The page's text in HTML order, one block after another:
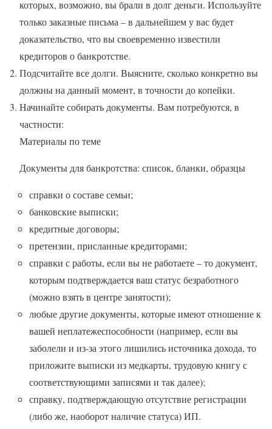
которых, возможно, вы брали в долг деньги. Используйте
только заказные письма – в дальнейшем у вас будет
доказательство, что вы своевременно известили
кредиторов о банкротстве.
Подсчитайте все долги. Выясните, сколько конкретно вы
должны на данный момент, в точности до копейки.
Начинайте собирать документы. Вам потребуются, в
частности:
Материалы по теме
Документы для банкротства: список, бланки, образцы
справки о составе семьи;
банковские выписки;
кредитные договоры;
претензии, присланные кредиторами;
справки с работы, если вы не работаете – то документ,
которым подтверждается ваш статус безработного
(можно взять в центре занятости);
любые другие документы, которые имеют отношение к
вашей неплатежеспособности (например, если вы
заболели и из-за этого лишились источника дохода, то
приложите выписки из медкарты, трудовую книгу с
соответствующими записями и так далее);
справку, подтверждающую отсутствие регистрации
(либо же, наоборот наличие статуса) ИП.